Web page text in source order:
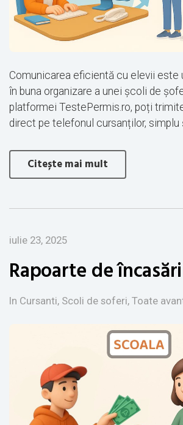
Comunicarea eficientă cu elevii este
în buna organizare a unei școli de
platformei TestePermis.ro, poți
direct pe telefonul cursanților, simplu
Citește mai mult
iulie 23, 2025
Rapoarte de
In Cursanti, Scoli de soferi, Toate